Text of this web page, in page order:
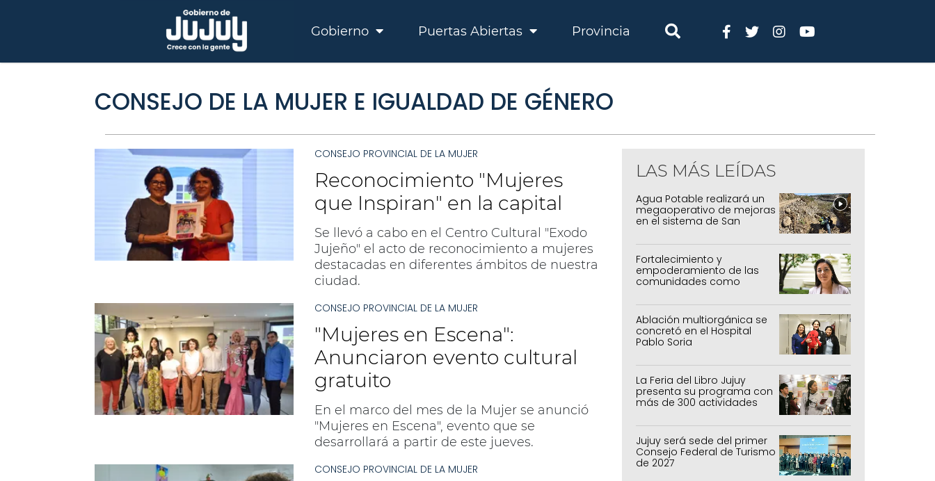
Gobierno Puertas Abiertas Provincia
CONSEJO DE LA MUJER E IGUALDAD DE GÉNERO
CONSEJO PROVINCIAL DE LA MUJER
Reconocimiento "Mujeres
que Inspiran" en la capital
Se llevó a cabo en el Centro Cultural "Exodo
Jujeño" el acto de reconocimiento a mujeres
destacadas en diferentes ámbitos de nuestra
ciudad.
CONSEJO PROVINCIAL DE LA MUJER
"Mujeres en Escena":
Anunciaron evento cultural
gratuito
En el marco del mes de la Mujer se anunció
"Mujeres en Escena", evento que se
desarrollará a partir de este jueves.
CONSEJO PROVINCIAL DE LA MUJER
LAS MÁS LEÍDAS
Agua Potable realizará un
megaoperativo de mejoras
en el sistema de San
Fortalecimiento y
empoderamiento de las
comunidades como
Ablación multiorgánica se
concretó en el Hospital
Pablo Soria
La Feria del Libro Jujuy
presenta su programa con
más de 300 actividades
Jujuy será sede del primer
Consejo Federal de Turismo
de 2027